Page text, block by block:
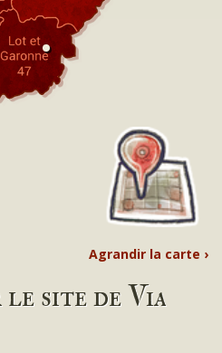
Agrandir la carte ›
le site de Via